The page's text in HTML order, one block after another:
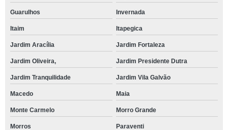
Guarulhos Invernada
Itaim Itapegica
Jardim Aracília Jardim Fortaleza
Jardim Oliveira, Jardim Presidente Dutra
Jardim Tranquilidade Jardim Vila Galvão
Macedo Maia
Monte Carmelo Morro Grande
Morros Paraventi